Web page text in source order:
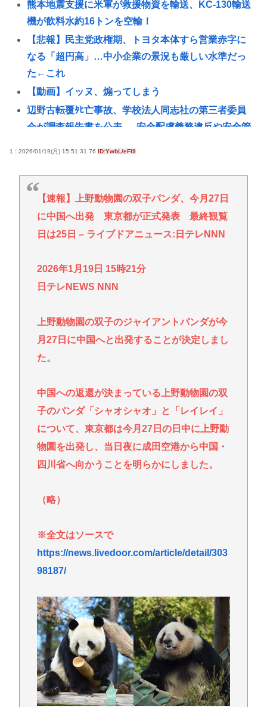
熊本地震支援に米軍が救援物資を輸送、KC-130輸送
機が飲料水約16トンを空輸！
【悲報】民主党政権期、トヨタ本体すら営業赤字に
なる「超円高」…中小企業の景況も厳しい水準だっ
た←これ
【動画】イッヌ、煽ってしまう
辺野古転覆ﾀﾋ亡事故、学校法人同志社の第三者委員
会が調査報告書を公表 … 安全配慮義務違反や安全管
【悲報】琵琶湖三市同時花火大会、開催中止を発表
→自治体が「そんな花火大会知らない」と公式声明
【研究】古代の遺物からマイクロプラスチック発
見、考古学に変化か
連が完全崩壊します。助けて下さい」
【神対応？】「中国人観光客が来なくなるぞ！」→
【速報】佐藤二朗がまたX更新！その内容がガチでヤ
バすぎる…
トンボとかいうクソキショい虫が市民権を得てる理
中年層が「ちいかわ」にハマる理由www
令和の貝殻ビキニ、下品すぎる
Powered by livedoor 相互RSS
1 : 2026/01/19(月) 15:51:31.76 ID:YwbL/eFl9
【速報】上野動物園の双子パンダ、今月27日
に中国へ出発 東京都が正式発表 最終観覧
日は25日 – ライブドアニュース:日テレNNN
2026年1月19日 15時21分
日テレNEWS NNN
上野動物園の双子のジャイアントパンダが今
月27日に中国へと出発することが決定しまし
た。
中国への返還が決まっている上野動物園の双
子のパンダ「シャオシャオ」と「レイレイ」
について、東京都は今月27日の日中に上野動
物園を出発し、当日夜に成田空港から中国・
四川省へ向かうことを明らかにしました。
（略）
※全文はソースで
https://news.livedoor.com/article/detail/303
98187/